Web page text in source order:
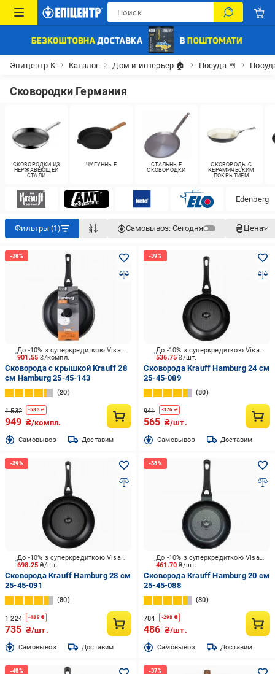
Эпицентр К Каталог Дом и интерьер 🏠 Посуда 🍴
Сковородки Германия
СКОВОРОДКИ ИЗ
НЕРЖАВЕЮЩЕЙ
СТАЛИ
ЧУГУННЫЕ
СТАЛЬНЫЕ
СКОВОРОДКИ
СКОВОРОДЫ С
КЕРАМИЧЕСКИМ
ПОКРЫТИЕМ
Edenberg
Фильтры (1) Самовывоз: Сегодня Цена
901.55₴/компл.
До -10% з суперкредиткою Visa Вигода
Сковорода с крышкой Krauff 28
см Hamburg 25-45-143
20
1 532 -583₴
949 ₴/компл.
Cамовывоз Доставим
536.75₴/шт.
До -10% з суперкредиткою Visa Вигода
Сковорода Krauff Hamburg 24 см
25-45-089
80
941 -376 ₴
565 ₴/шт.
Cамовывоз Доставим
698.25₴/шт.
До -10% з суперкредиткою Visa Вигода
Сковорода Krauff Hamburg 28 см
25-45-091
80
1 224 -489₴
735 ₴/шт.
Cамовывоз Доставим
461.70₴/шт.
До -10% з суперкредиткою Visa Вигода
Сковорода Krauff Hamburg 20 см
25-45-088
80
784 -298 ₴
486 ₴/шт.
Cамовывоз Доставим